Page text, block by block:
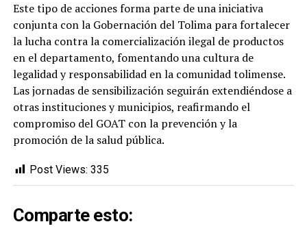
Este tipo de acciones forma parte de una iniciativa
conjunta con la Gobernación del Tolima para fortalecer
la lucha contra la comercialización ilegal de productos
en el departamento, fomentando una cultura de
legalidad y responsabilidad en la comunidad tolimense.
Las jornadas de sensibilización seguirán extendiéndose a
otras instituciones y municipios, reafirmando el
compromiso del GOAT con la prevención y la
promoción de la salud pública.
Post Views: 335
Comparte esto: